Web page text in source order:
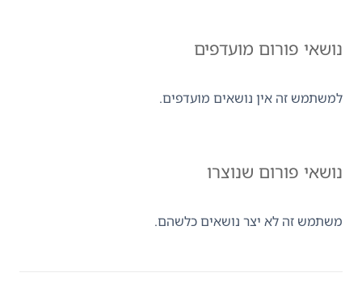
נושאי פורום מועדפים
למשתמש זה אין נושאים מועדפים.
נושאי פורום שנוצרו
משתמש זה לא יצר נושאים כלשהם.